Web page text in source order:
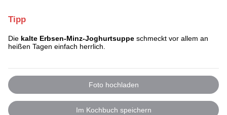
Tipp
Die kalte Erbsen-Minz-Joghurtsuppe schmeckt vor allem an
heißen Tagen einfach herrlich.
Foto hochladen
Im Kochbuch speichern